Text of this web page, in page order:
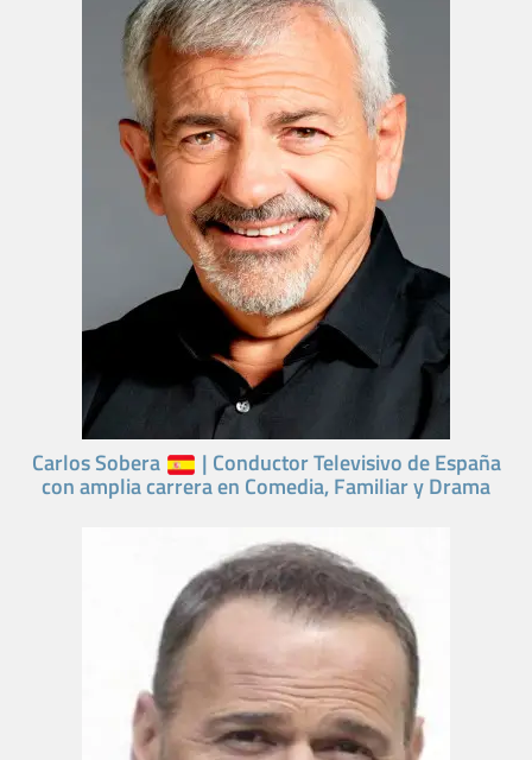
Carlos Sobera | Conductor Televisivo de España
con amplia carrera en Comedia, Familiar y Drama